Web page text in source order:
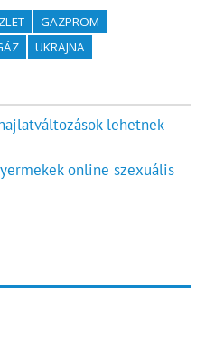
GAZPROM
UKRAJNA
lehetnek
online szexuális